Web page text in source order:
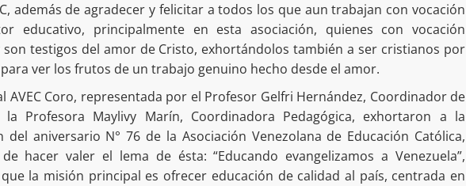
además de agradecer y felicitar a todos los que aun trabajan con vocación
educativo, principalmente en esta asociación, quienes con vocación
son testigos del amor de Cristo, exhortándolos también a ser cristianos por
ver los frutos de un trabajo genuino hecho desde el amor.
AVEC Coro, representada por el Profesor Gelfri Hernández, Coordinador de
la Profesora Maylivy Marín, Coordinadora Pedagógica, exhortaron a la
del aniversario N° 76 de la Asociación Venezolana de Educación Católica,
hacer valer el lema de ésta: “Educando evangelizamos a Venezuela”,
la misión principal es ofrecer educación de calidad al país, centrada en